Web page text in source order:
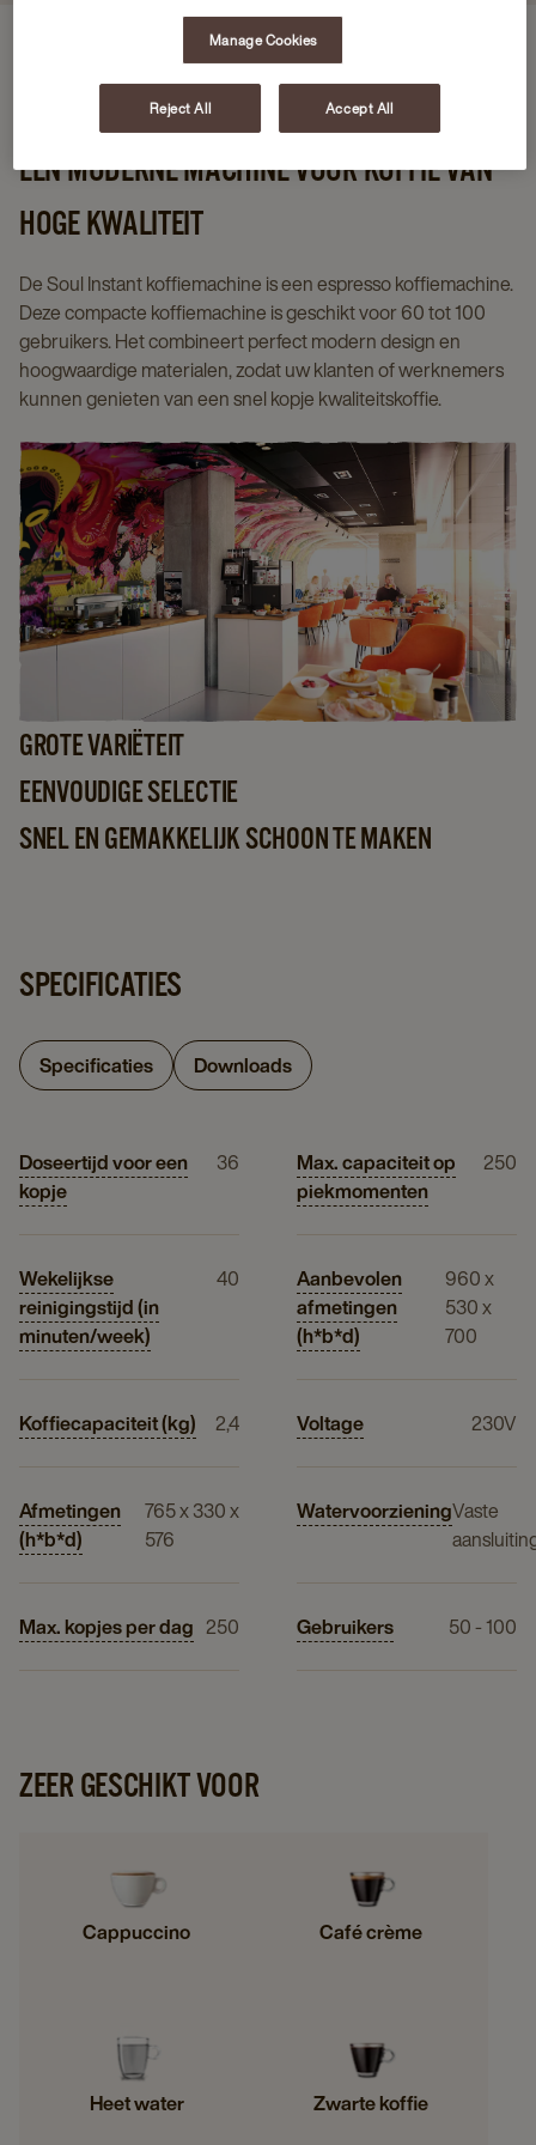
Voordelen van de machineSpecificatiesSoorten dranken
EEN MODERNE MACHINE VOOR KOFFIE VAN
HOGE KWALITEIT
De Soul Instant koffiemachine is een espresso koffiemachine.
Deze compacte koffiemachine is geschikt voor 60 tot 100
gebruikers. Het combineert perfect modern design en
hoogwaardige materialen, zodat uw klanten of werknemers
kunnen genieten van een snel kopje kwaliteitskoffie.
GROTE VARIËTEIT
EENVOUDIGE SELECTIE
SNEL EN GEMAKKELIJK SCHOON TE MAKEN
SPECIFICATIES
Specificaties Downloads
Doseertijd voor een
kopje
36
Max. capaciteit op
piekmomenten
250
Wekelijkse
reinigingstijd (in
minuten/week)
40
Aanbevolen
afmetingen
(h*b*d)
960 x
530 x
700
Koffiecapaciteit (kg) 2,4 Voltage 230V
Afmetingen
(h*b*d)
765 x 330 x
576
WatervoorzieningVaste
Max. kopjes per dag 250 Gebruikers 50 - 100
ZEER GESCHIKT VOOR
Cappuccino Café crème
Heet water Zwarte koffie
Manage Cookies
Reject All Accept All